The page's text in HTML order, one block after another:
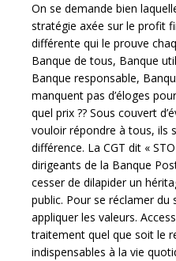
On se demande bien
stratégie axée sur le profit
différente qui le prouve
Banque de tous, Banque
Banque responsable,
manquent pas d’éloges
quel prix ?? Sous couvert
vouloir répondre à tous, ils
différence. La CGT dit «
dirigeants de la Banque
cesser de dilapider un
public. Pour se réclamer du
appliquer les valeurs.
traitement quel que soit le
indispensables à la vie